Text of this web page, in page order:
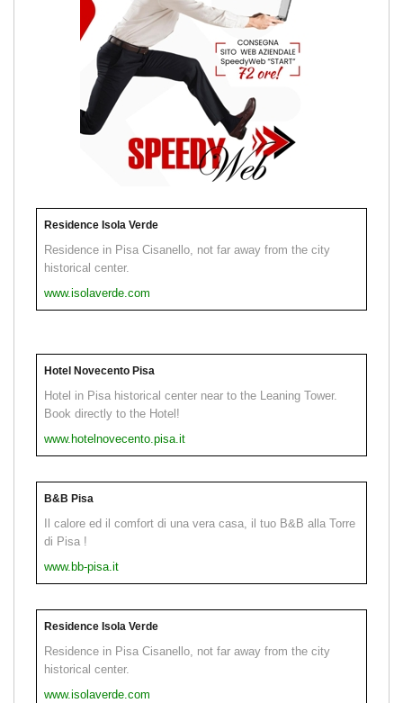
Residence Isola Verde
Residence in Pisa Cisanello, not far away from the city
historical center.
www.isolaverde.com
Hotel Novecento Pisa
Hotel in Pisa historical center near to the Leaning Tower.
Book directly to the Hotel!
www.hotelnovecento.pisa.it
B&B Pisa
Il calore ed il comfort di una vera casa, il tuo B&B alla Torre
di Pisa !
www.bb-pisa.it
Residence Isola Verde
Residence in Pisa Cisanello, not far away from the city
historical center.
www.isolaverde.com